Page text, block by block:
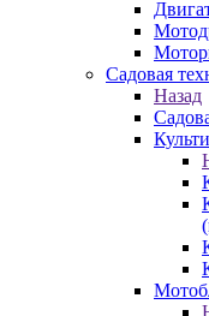
Садовая
Назад